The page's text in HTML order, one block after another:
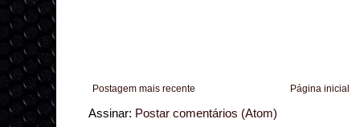
Postagem mais recente Página inicial
Assinar: Postar comentários (Atom)